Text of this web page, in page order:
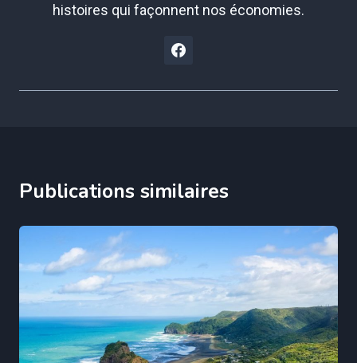
histoires qui façonnent nos économies.
Publications similaires